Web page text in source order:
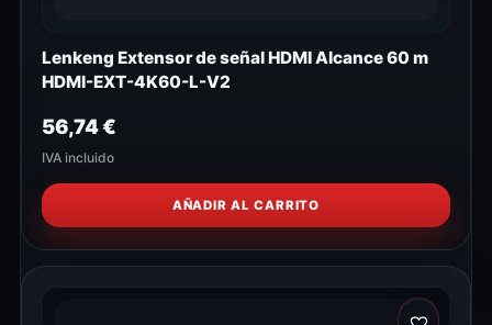
Lenkeng Extensor de señal HDMI Alcance 60 m
HDMI-EXT-4K60-L-V2
56,74€
IVA incluido
AÑADIR AL CARRITO